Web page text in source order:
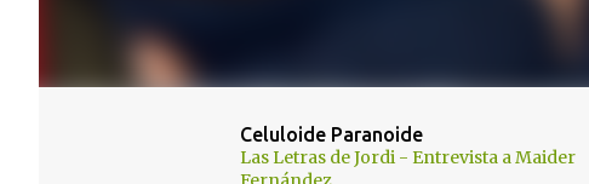
Celuloide Paranoide
Las Letras de Jordi - Entrevista a Maider